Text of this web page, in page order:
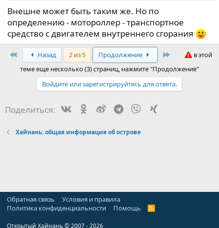
Внешне может быть таким же. Но по
определению - мотороллер - транспортное
средство с двигателем внутреннего сгорания
Назад 2 из 5 Продолжение
в этой
теме еще несколько (3) страниц, нажмите "Продолжение"
Войдите или зарегистрируйтесь для ответа.
Поделиться: Vk Ok WeiboTelegram
Viber
Хайнань: общая информация об острове
Обратная связь
Условия и правила
Политика конфиденциальности
Помощь
R
Открытый Хайнань © 2007 - 2026